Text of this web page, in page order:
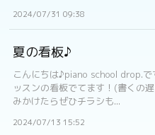
2024/07/31 09:38
夏の看板♪
こんにちは♪piano school drop.
ッスンの看板でてます！(書くの
みかけたらぜひチラシも...
2024/07/13 15:52